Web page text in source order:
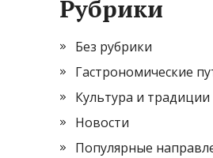
Рубрики
Без рубрики
Гастрономические
Культура и традиции
Новости
Популярные